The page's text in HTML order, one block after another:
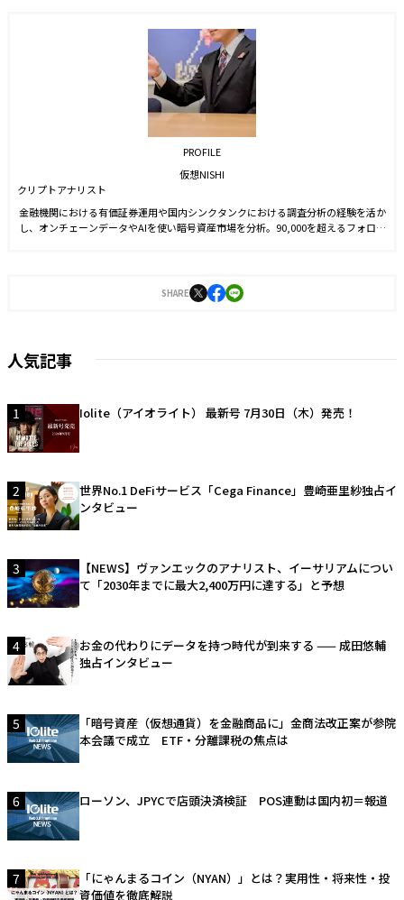
PROFILE
仮想NISHI
クリプトアナリスト
金融機関における有価証券運用や国内シンクタンクにおける調査分析の経験を活か
し、オンチェーンデータやAIを使い暗号資産市場を分析。90,000を超えるフォロワ
SHARE
人気記事
1 Iolite（アイオライト） 最新号 7月30日（木）発売！
2
世界No.1 DeFiサービス「Cega Finance」豊崎亜里紗独占イ
ンタビュー
3
【NEWS】ヴァンエックのアナリスト、イーサリアムについ
て「2030年までに最大2,400万円に達する」と予想
4
お金の代わりにデータを持つ時代が到来する —— 成田悠輔
独占インタビュー
5
「暗号資産（仮想通貨）を金融商品に」金商法改正案が参院
本会議で成立 ETF・分離課税の焦点は
6 ローソン、JPYCで店頭決済検証 POS連動は国内初＝報道
7
「にゃんまるコイン（NYAN）」とは？実用性・将来性・投
資価値を徹底解説